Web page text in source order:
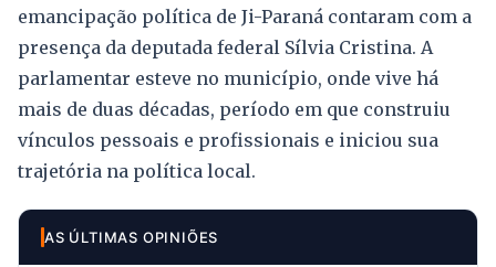
emancipação política de Ji-Paraná contaram com a
presença da deputada federal Sílvia Cristina. A
parlamentar esteve no município, onde vive há
mais de duas décadas, período em que construiu
vínculos pessoais e profissionais e iniciou sua
trajetória na política local.
AS ÚLTIMAS OPINIÕES